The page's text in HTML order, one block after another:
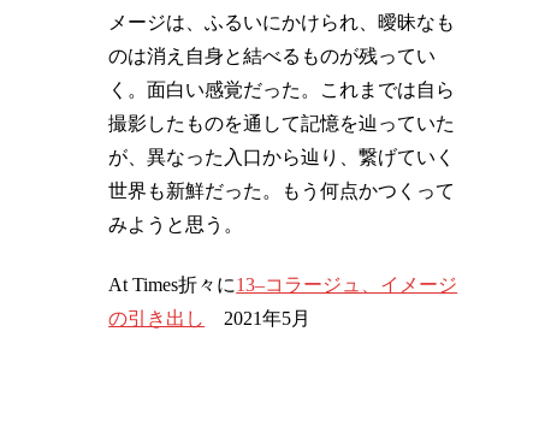
メージは、ふるいにかけられ、曖昧なも
のは消え自身と結べるものが残ってい
く。面白い感覚だった。これまでは自ら
撮影したものを通して記憶を辿っていた
が、異なった入口から辿り、繋げていく
世界も新鮮だった。もう何点かつくって
みようと思う。
At Times折々に13–コラージュ、イメージ
の引き出し
2021年5月